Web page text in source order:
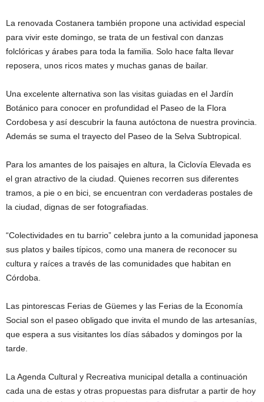
La renovada Costanera también propone una actividad especial
para vivir este domingo, se trata de un festival con danzas
folclóricas y árabes para toda la familia. Solo hace falta llevar
reposera, unos ricos mates y muchas ganas de bailar.
Una excelente alternativa son las visitas guiadas en el Jardín
Botánico para conocer en profundidad el Paseo de la Flora
Cordobesa y así descubrir la fauna autóctona de nuestra provincia.
Además se suma el trayecto del Paseo de la Selva Subtropical.
Para los amantes de los paisajes en altura, la Ciclovía Elevada es
el gran atractivo de la ciudad. Quienes recorren sus diferentes
tramos, a pie o en bici, se encuentran con verdaderas postales de
la ciudad, dignas de ser fotografiadas.
“Colectividades en tu barrio” celebra junto a la comunidad japonesa
sus platos y bailes típicos, como una manera de reconocer su
cultura y raíces a través de las comunidades que habitan en
Córdoba.
Las pintorescas Ferias de Güemes y las Ferias de la Economía
Social son el paseo obligado que invita el mundo de las artesanías,
que espera a sus visitantes los días sábados y domingos por la
tarde.
La Agenda Cultural y Recreativa municipal detalla a continuación
cada una de estas y otras propuestas para disfrutar a partir de hoy